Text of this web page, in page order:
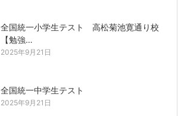
全国統一小学生テスト 高松菊池寛通り校
【勉強…
2025年9月21日
全国統一中学生テスト
2025年9月21日